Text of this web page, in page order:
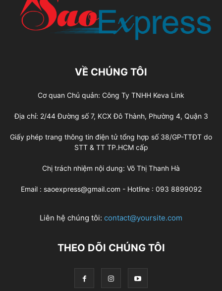
VỀ CHÚNG TÔI
Cơ quan Chủ quản: Công Ty TNHH Keva Link
Địa chỉ: 2/44 Đường số 7, KCX Đô Thành, Phường 4, Quận 3
Giấy phép trang thông tin điện tử tổng hợp số 38/GP-TTĐT do
STT & TT TP.HCM cấp
Chị trách nhiệm nội dung: Võ Thị Thanh Hà
Email : saoexpress@gmail.com - Hotline : 093 8899092
Liên hệ chúng tôi: contact@yoursite.com
THEO DÕI CHÚNG TÔI